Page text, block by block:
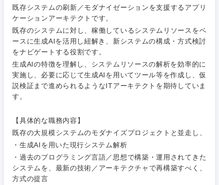
既存システムの刷新／モダナイゼーションを支援するアプリ
ケーションアーキテクトです。
既存のシステムに対し、稼働しているシステムリソースをベ
ースに生成AIを活用し紐解き、新システムの構成・方式検討
をナビゲートする役割です。
生成AIの特徴を理解し、システムリソースの解析を効率的に
実施し、必要に応じて生成AIを用いてツール等を作成し、仮
説検証まで進められるようなITアーキテクトを期待していま
す。
【具体的な職務内容】
既存の大規模システムのモダナイズプロジェクトと並走し、
・生成AIを用いた現行システム解析
・過去のプログラミング言語／思想で構築・運用されてきた
システムを、最新の技術／アーキテクチャで再構築すべく、
方式の提言
ご希望の職種を選択してください
経営企
画・事業
企画
経営ボー
ド
すべての経営企画・事業企
画
事業企画・事業開発
ご希望の職種を選択してください
経営企画・事業企画
経営ボード
管理
ご希望の業界を選択してください
商社・卸
エネルギー・資源・環境
自動車・機械・船舶
ご希望の勤務地を選択してください
北海道・東北地方
北海道
秋田県
ご希望条件を入力ください
希望年収
推奨年齢
20代 30代